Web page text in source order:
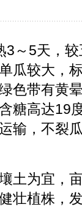
～5天，
瓜较大，
色带有黄
糖高达19
输，不裂
土为宜，
壮植株，